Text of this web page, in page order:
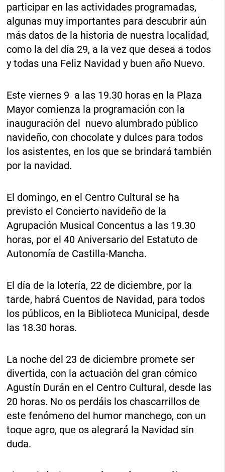
participar en las actividades programadas,
algunas muy importantes para descubrir aún
más datos de la historia de nuestra localidad,
como la del día 29, a la vez que desea a todos
y todas una Feliz Navidad y buen año Nuevo.
Este viernes 9 a las 19.30 horas en la Plaza
Mayor comienza la programación con la
inauguración del nuevo alumbrado público
navideño, con chocolate y dulces para todos
los asistentes, en los que se brindará también
por la navidad.
El domingo, en el Centro Cultural se ha
previsto el Concierto navideño de la
Agrupación Musical Concentus a las 19.30
horas, por el 40 Aniversario del Estatuto de
Autonomía de Castilla-Mancha.
El día de la lotería, 22 de diciembre, por la
tarde, habrá Cuentos de Navidad, para todos
los públicos, en la Biblioteca Municipal, desde
las 18.30 horas.
La noche del 23 de diciembre promete ser
divertida, con la actuación del gran cómico
Agustín Durán en el Centro Cultural, desde las
20 horas. No os perdáis los chascarrillos de
este fenómeno del humor manchego, con un
toque agro, que os alegrará la Navidad sin
duda.